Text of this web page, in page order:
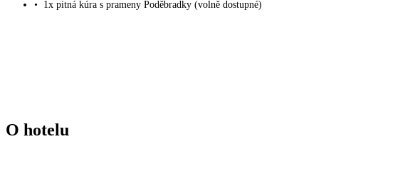
•
1x pitná kúra s prameny Poděbradky (volně dostupné)
O hotelu